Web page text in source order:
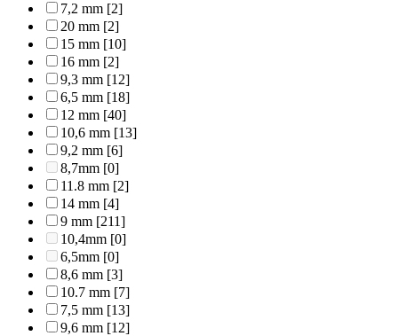
7,2 mm [2]
20 mm [2]
15 mm [10]
16 mm [2]
9,3 mm [12]
6,5 mm [18]
12 mm [40]
10,6 mm [13]
9,2 mm [6]
8,7mm [0]
11.8 mm [2]
14 mm [4]
9 mm [211]
10,4mm [0]
6,5mm [0]
8,6 mm [3]
10.7 mm [7]
7,5 mm [13]
9,6 mm [12]